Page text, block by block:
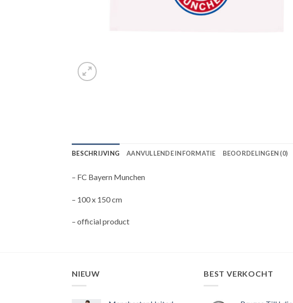
BESCHRIJVING AANVULLENDE INFORMATIE BEOORDELINGEN (0)
– FC Bayern Munchen
– 100 x 150 cm
– official product
NIEUW BEST VERKOCHT